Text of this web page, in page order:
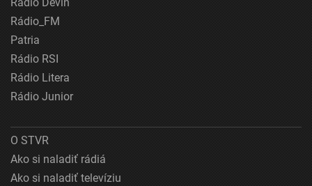
Rádio_FM
Patria
Rádio RSI
Rádio Litera
Rádio Junior
O STVR
Ako si naladiť rádiá
Ako si naladiť televíziu